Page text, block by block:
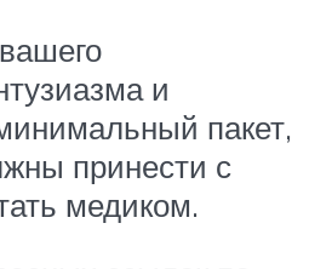
и
пакет,
принести с
медиком.